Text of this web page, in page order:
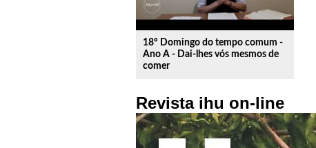
18º Domingo do tempo comum -
Ano A - Dai-lhes vós mesmos de
comer
Revista ihu on-line